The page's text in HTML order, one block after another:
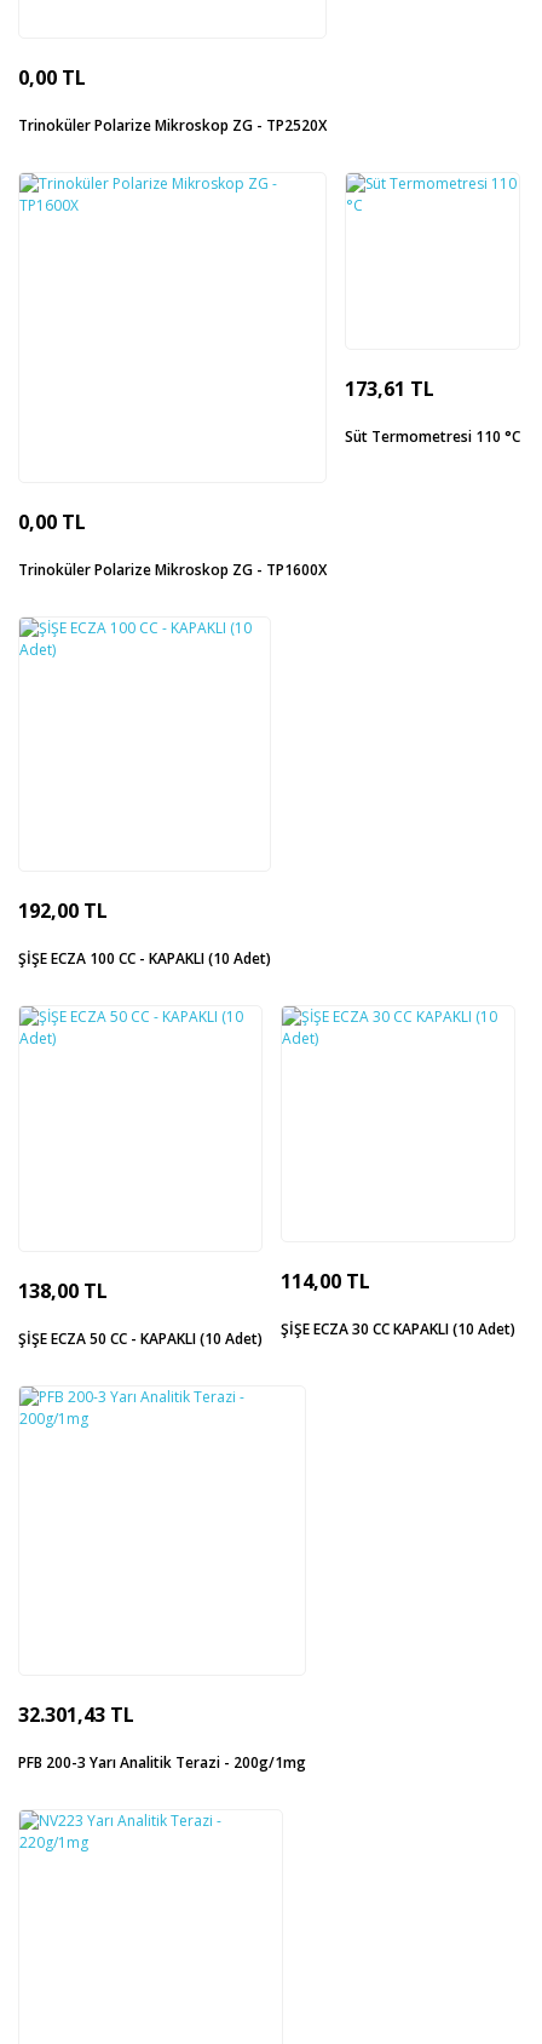
0,00 TL
Trinoküler Polarize Mikroskop ZG - TP2520X
0,00 TL
Trinoküler Polarize Mikroskop ZG - TP1600X
173,61 TL
Süt Termometresi 110 °C
192,00 TL
ŞİŞE ECZA 100 CC - KAPAKLI (10 Adet)
138,00 TL
ŞİŞE ECZA 50 CC - KAPAKLI (10 Adet)
114,00 TL
ŞİŞE ECZA 30 CC KAPAKLI (10 Adet)
32.301,43 TL
PFB 200-3 Yarı Analitik Terazi - 200g/1mg